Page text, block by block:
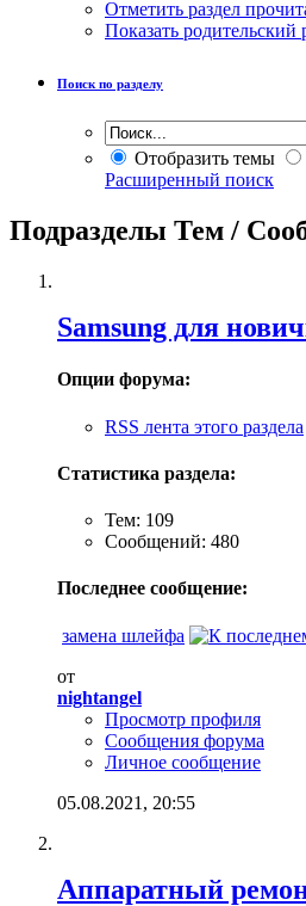
Отметить раздел
Показать родительский
Поиск по разделу
Отобразить темы
Расширенный поиск
Подразделы Тем /
Samsung для
Опции форума:
RSS лента этого раздела
Статистика раздела:
Тем: 109
Сообщений: 480
Последнее сообщение:
замена шлейфа
от
nightangel
Просмотр профиля
Сообщения форума
Личное сообщение
05.08.2021, 20:55
Аппаратный